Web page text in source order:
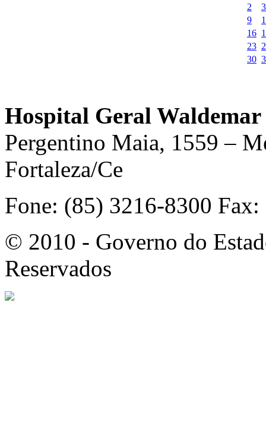
2
3
9
16
23
30
Hospital Geral
Pergentino Maia, 1559 –
Fortaleza/Ce
Fone: (85) 3216-8300
© 2010 - Governo do
Reservados